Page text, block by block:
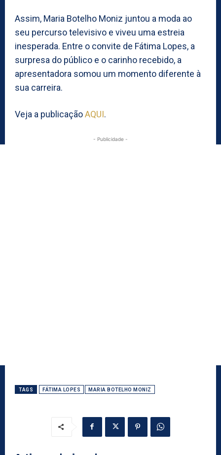
Assim, Maria Botelho Moniz juntou a moda ao
seu percurso televisivo e viveu uma estreia
inesperada. Entre o convite de Fátima Lopes, a
surpresa do público e o carinho recebido, a
apresentadora somou um momento diferente à
sua carreira.
Veja a publicaçãoAQUI.
- Publicidade -
TAGS FÁTIMA LOPES MARIA BOTELHO MONIZ